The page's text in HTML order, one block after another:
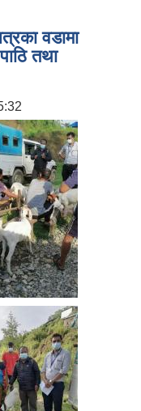
वडामा
तथा